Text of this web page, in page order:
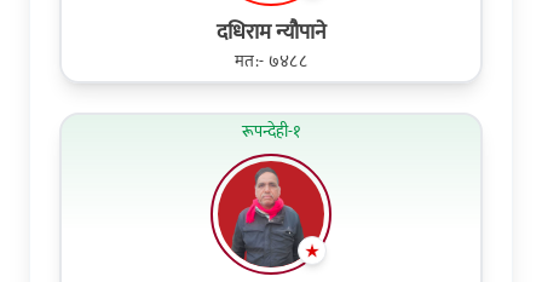
दधिराम न्यौपाने
मत:- ७४८८
रूपन्देही-१